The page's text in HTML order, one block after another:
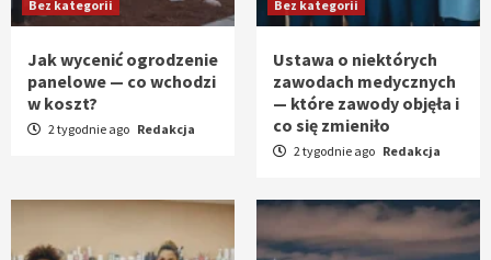
Bez kategorii
Jak wycenić ogrodzenie
panelowe — co wchodzi
w koszt?
2 tygodnie ago Redakcja
Bez kategorii
Ustawa o niektórych
zawodach medycznych
— które zawody objęła i
co się zmieniło
2 tygodnie ago Redakcja